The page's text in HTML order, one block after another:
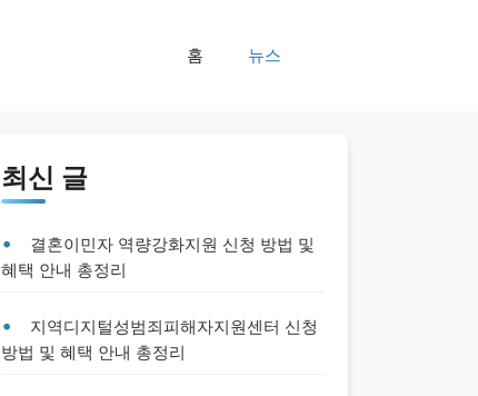
홈 뉴스
최신 글
결혼이민자 역량강화지원 신청 방법 및
혜택 안내 총정리
지역디지털성범죄피해자지원센터 신청
방법 및 혜택 안내 총정리